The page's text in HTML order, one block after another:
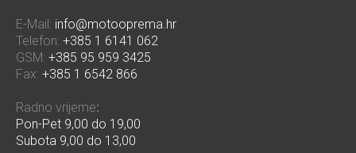
E-Mail: info@motooprema.hr
Telefon: +385 1 6141 062
GSM: +385 95 959 3425
Fax: +385 1 6542 866
Radno vrijeme:
Pon-Pet 9,00 do 19,00
Subota 9,00 do 13,00